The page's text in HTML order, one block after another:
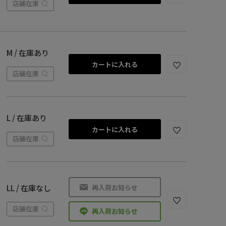
店舗在庫
M / 在庫あり
店舗在庫
カートに入れる
L / 在庫あり
店舗在庫
カートに入れる
LL / 在庫なし
店舗在庫
再入荷お知らせ
再入荷お知らせ